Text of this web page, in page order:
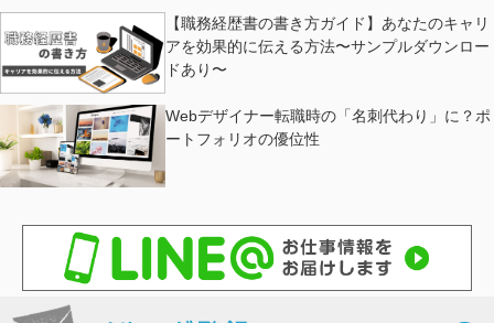
【職務経歴書の書き方ガイド】あなたのキャリ
アを効果的に伝える方法〜サンプルダウンロー
ドあり〜
Webデザイナー転職時の「名刺代わり」に？ポ
ートフォリオの優位性